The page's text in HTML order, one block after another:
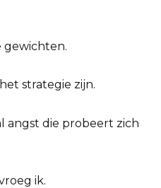
gewichten.
strategie zijn.
angst die probeert zich
ik.